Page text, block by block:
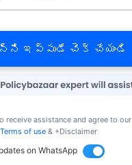
ఇప్పుడే చెక్ చేయండి
receive assistance and agree to our
Terms of use & +Disclaimer
on WhatsApp